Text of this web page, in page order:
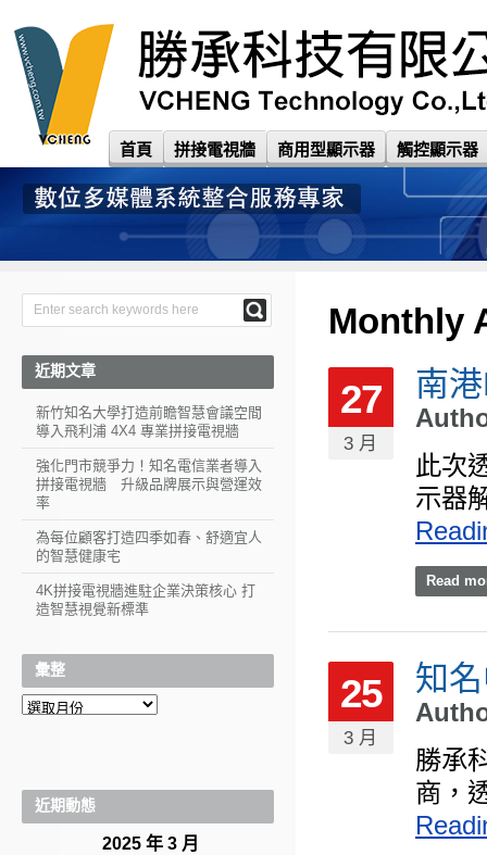
首頁 拼接電視牆 商用型顯示器 觸控顯示器
Monthly
南
27
3 月
此次
示器
Read
知
25
3 月
勝承
商，
近期文章
新竹知名大學打造前瞻智慧會議空間
導入飛利浦 4X4 專業拼接電視牆
強化門市競爭力！知名電信業者導入
拼接電視牆 升級品牌展示與營運效
率
為每位顧客打造四季如春、舒適宜人
的智慧健康宅
4K拼接電視牆進駐企業決策核心 打
造智慧視覺新標準
彙整
彙
近期動態
2025 年 3 月